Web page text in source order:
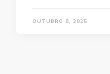
OUTUBRO 8, 2025